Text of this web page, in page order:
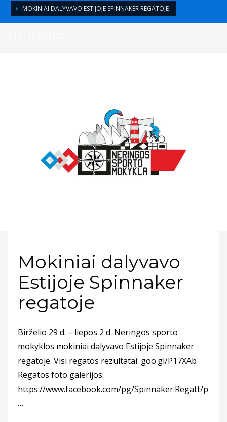
MOKINIAI DALYVAVO ESTIJOJE SPINNAKER REGATOJE
Mokiniai dalyvavo
Estijoje Spinnaker
regatoje
Birželio 29 d. – liepos 2 d. Neringos sporto
mokyklos mokiniai dalyvavo Estijoje Spinnaker
regatoje. Visi regatos rezultatai: goo.gl/P17XAb
Regatos foto galerijos:
https://www.facebook.com/pg/Spinnaker.Regatt/
…